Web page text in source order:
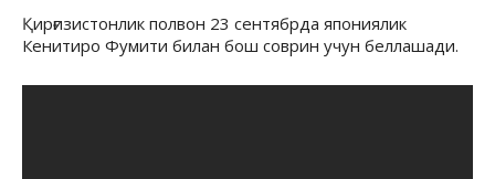
Қирғизистонлик полвон 23 сентябрда япониялик
Кенитиро Фумити билан бош соврин учун беллашади.